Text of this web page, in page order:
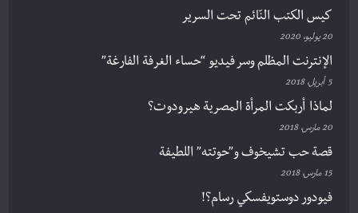
كيس الكتب النّائم تحت السرير
20 يوليو، 2020
الإنترنت المظلم وسر فيديو “حساء الغرفة الفارغة”
5 أبريل، 2018
لماذا أربكت المرأة المصرية هيرودوت؟
20 مارس، 2018
قصة حب تشيخوف و”حوتته” اللطيفة
15 مارس، 2018
فيودور دوستويفسكي رسام؟!